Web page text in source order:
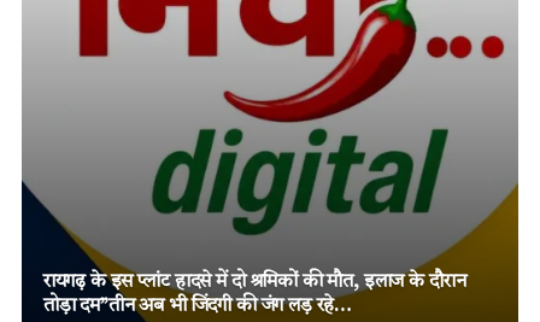
तमनार के चर्चित दोहरे हत्याकांड में चार आरोपियों को दो-दो आजीवन
कारावास, मजबूत विवेचना और पुख्ता साक्ष्यों पर न्यायालय का बड़ा
फैसला!